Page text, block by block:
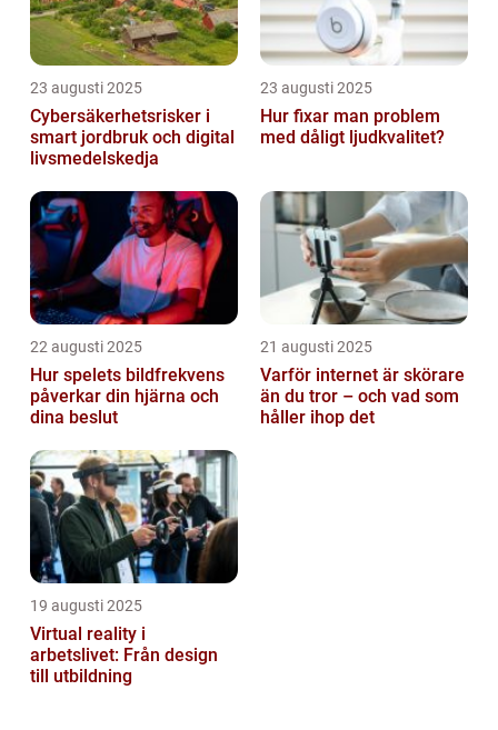
23 augusti 2025
Cybersäkerhetsrisker i
smart jordbruk och digital
livsmedelskedja
23 augusti 2025
Hur fixar man problem
med dåligt ljudkvalitet?
22 augusti 2025
Hur spelets bildfrekvens
påverkar din hjärna och
dina beslut
21 augusti 2025
Varför internet är skörare
än du tror – och vad som
håller ihop det
19 augusti 2025
Virtual reality i
arbetslivet: Från design
till utbildning